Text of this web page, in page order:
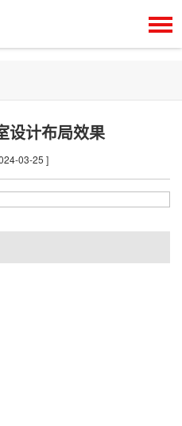
设计布局效果
03-25 ]